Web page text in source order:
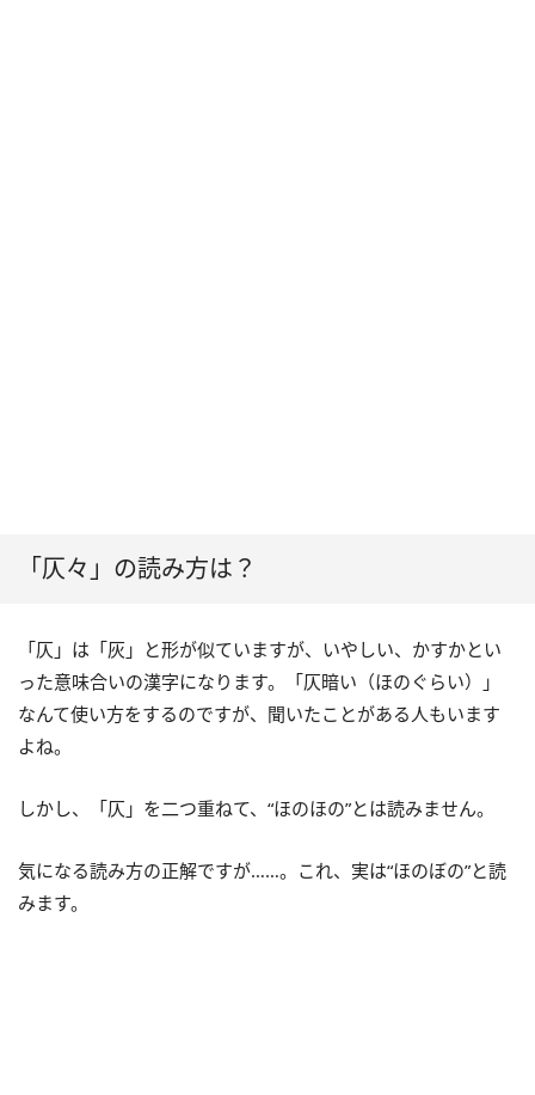
「仄々」の読み方は？
「仄」は「灰」と形が似ていますが、いやしい、かすかとい
った意味合いの漢字になります。「仄暗い（ほのぐらい）」
なんて使い方をするのですが、聞いたことがある人もいます
よね。
しかし、「仄」を二つ重ねて、“ほのほの”とは読みません。
気になる読み方の正解ですが……。これ、実は“ほのぼの”と読
みます。